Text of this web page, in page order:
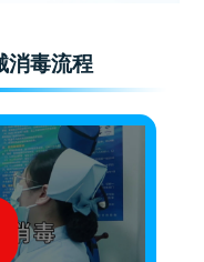
消毒流程